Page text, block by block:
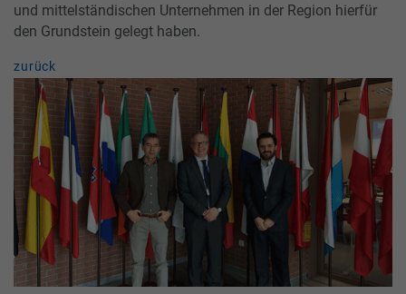
und mittelständischen Unternehmen in der Region hierfür
den Grundstein gelegt haben.
zurück